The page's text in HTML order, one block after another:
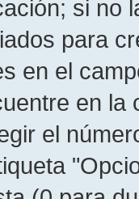
si no
para
en el
en
el